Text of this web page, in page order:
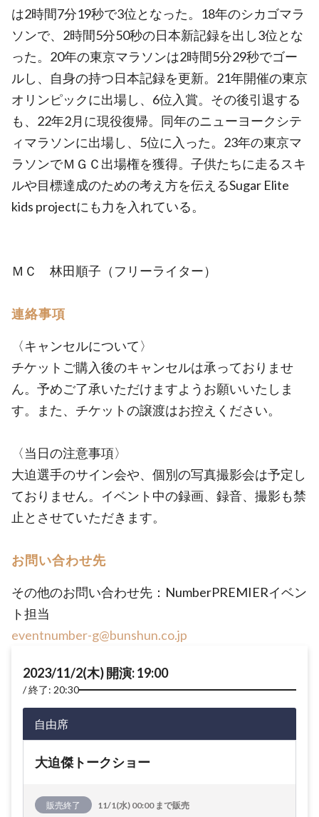
は2時間7分19秒で3位となった。18年のシカゴマラ
ソンで、2時間5分50秒の日本新記録を出し3位とな
った。20年の東京マラソンは2時間5分29秒でゴー
ルし、自身の持つ日本記録を更新。21年開催の東京
オリンピックに出場し、6位入賞。その後引退する
も、22年2月に現役復帰。同年のニューヨークシテ
ィマラソンに出場し、5位に入った。23年の東京マ
ラソンでＭＧＣ出場権を獲得。子供たちに走るスキ
ルや目標達成のための考え方を伝えるSugar Elite
kids projectにも力を入れている。
ＭＣ 林田順子（フリーライター）
連絡事項
〈キャンセルについて〉
チケットご購入後のキャンセルは承っておりませ
ん。予めご了承いただけますようお願いいたしま
す。また、チケットの譲渡はお控えください。
〈当日の注意事項〉
大迫選手のサイン会や、個別の写真撮影会は予定し
ておりません。イベント中の録画、録音、撮影も禁
止とさせていただきます。
お問い合わせ先
その他のお問い合わせ先：NumberPREMIERイベン
ト担当
eventnumber-g@bunshun.co.jp
2023/11/2(木) 開演: 19:00
終了: 20:30
自由席
大迫傑トークショー
販売終了 11/1(水) 00:00 まで販売